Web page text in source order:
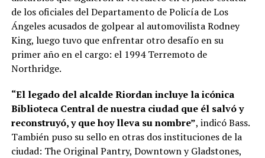
de los oficiales del Departamento de Policía de Los
Ángeles acusados ​​de golpear al automovilista Rodney
King, luego tuvo que enfrentar otro desafío en su
primer año en el cargo: el 1994 Terremoto de
Northridge.
“El legado del alcalde Riordan incluye la icónica
Biblioteca Central de nuestra ciudad que él salvó y
reconstruyó, y que hoy lleva su nombre”, indicó Bass.
También puso su sello en otras dos instituciones de la
ciudad: The Original Pantry, Downtown y Gladstones,